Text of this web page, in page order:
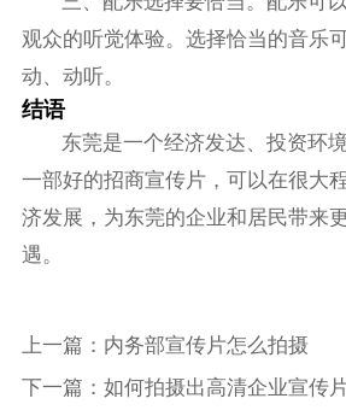
观众的听觉体验。选择恰当的音乐
动、动听。
结语
东莞是一个经济发达、投资环
一部好的招商宣传片，可以在很大
济发展，为东莞的企业和居民带来
遇。
上一篇： 内务部宣传片怎么拍摄
下一篇： 如何拍摄出高清企业宣传